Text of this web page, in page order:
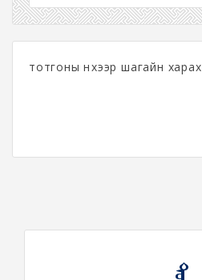
тотгоны нүхээр шагайн харах